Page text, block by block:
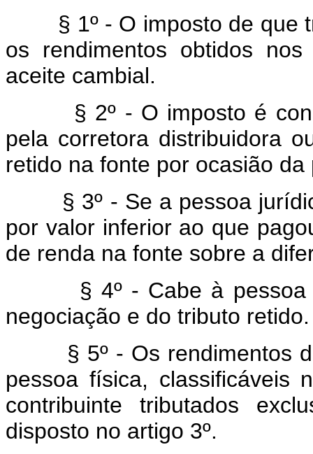
§ 1º - O imposto de que
os rendimentos obtidos
aceite cambial.
§ 2º - O imposto é
pela corretora distribuidora
retido na fonte por ocasião
§ 3º - Se a pessoa
por valor inferior ao que
de renda na fonte sobre a
§ 4º - Cabe à pessoa
negociação e do tributo retido.
§ 5º - Os rendimentos de
pessoa física, classificáveis
contribuinte tributados
disposto no artigo 3º.